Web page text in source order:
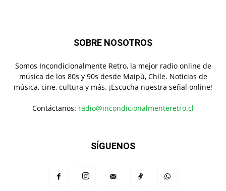
SOBRE NOSOTROS
Somos Incondicionalmente Retro, la mejor radio online de
música de los 80s y 90s desde Maipú, Chile. Noticias de
música, cine, cultura y más. ¡Escucha nuestra señal online!
Contáctanos: radio@incondicionalmenteretro.cl
SÍGUENOS